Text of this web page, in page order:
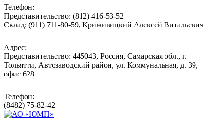
Телефон:
Представительство: (812) 416-53-52
Склад: (911) 711-80-59, Криживицкий Алексей Витальевич
Адрес:
Представительство: 445043, Россия, Самарская обл., г.
Тольятти, Автозаводский район, ул. Коммунальная, д. 39,
офис 628
Телефон:
(8482) 75-82-42